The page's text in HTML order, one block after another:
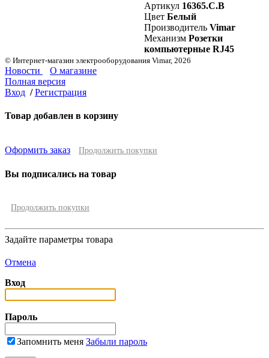
Артикул 16365.C.B
Цвет Белый
Производитель Vimar
Механизм Розетки
компьютерные RJ45
© Интернет-магазин электрооборудования Vimar, 2026
Новости
О магазине
Полная версия
Вход / Регистрация
Товар добавлен в корзину
Оформить заказ Продолжить покупки
Вы подписались на товар
Продолжить покупки
Задайте параметры товара
Отмена
Вход
Пароль
Запомнить меня Забыли пароль